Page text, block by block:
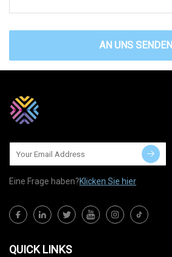
AN UNS SENDEN
Eine Frage haben?Klicken Sie hier
QUICK LINKS